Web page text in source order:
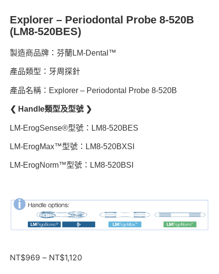
Explorer – Periodontal Probe 8-520B
(LM8-520BES)
製造商品牌：芬蘭LM-Dental™
產品類型：牙周探針
產品名稱：Explorer – Periodontal Probe 8-520B
❮ Handle類型及型號 ❯
LM-ErogSense®型號：LM8-520BES
LM-ErogMax™型號：LM8-520BXSI
LM-ErogNorm™型號：LM8-520BSI
NT$969 – NT$1,120